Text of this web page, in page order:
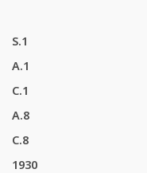
S.1
A.1
C.1
A.8
C.8
1930